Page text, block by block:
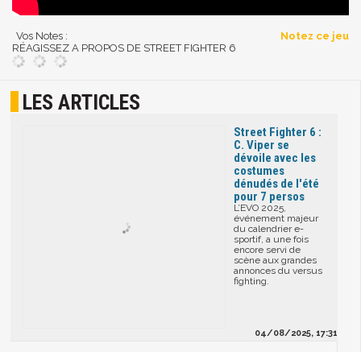
Vos Notes :
Notez ce jeu
RÉAGISSEZ A PROPOS DE STREET FIGHTER 6
LES ARTICLES
Street Fighter 6 :
C. Viper se
dévoile avec les
costumes
dénudés de l'été
pour 7 persos
L’EVO 2025,
événement majeur
du calendrier e-
sportif, a une fois
encore servi de
scène aux grandes
annonces du versus
fighting.
04/08/2025, 17:31